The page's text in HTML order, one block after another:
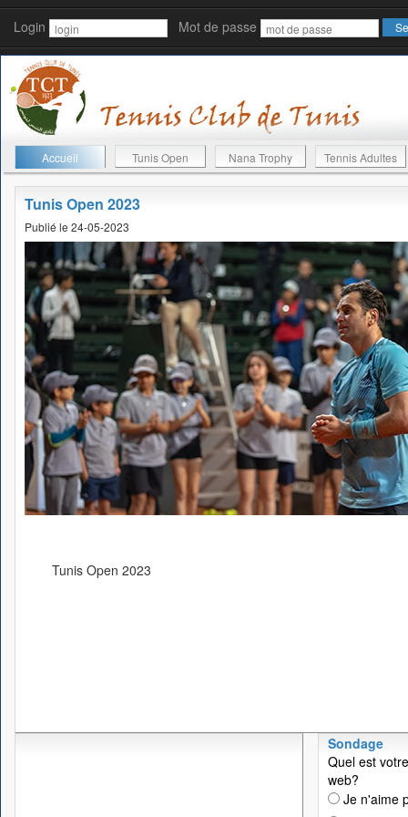
Login Mot de passe
Accueil Tunis Open Nana Trophy Tennis Adultes
Tunis Open 2023
Publié le 24-05-2023
Tunis Open 2023
Sondage
Quel est
web?
Je n'aime